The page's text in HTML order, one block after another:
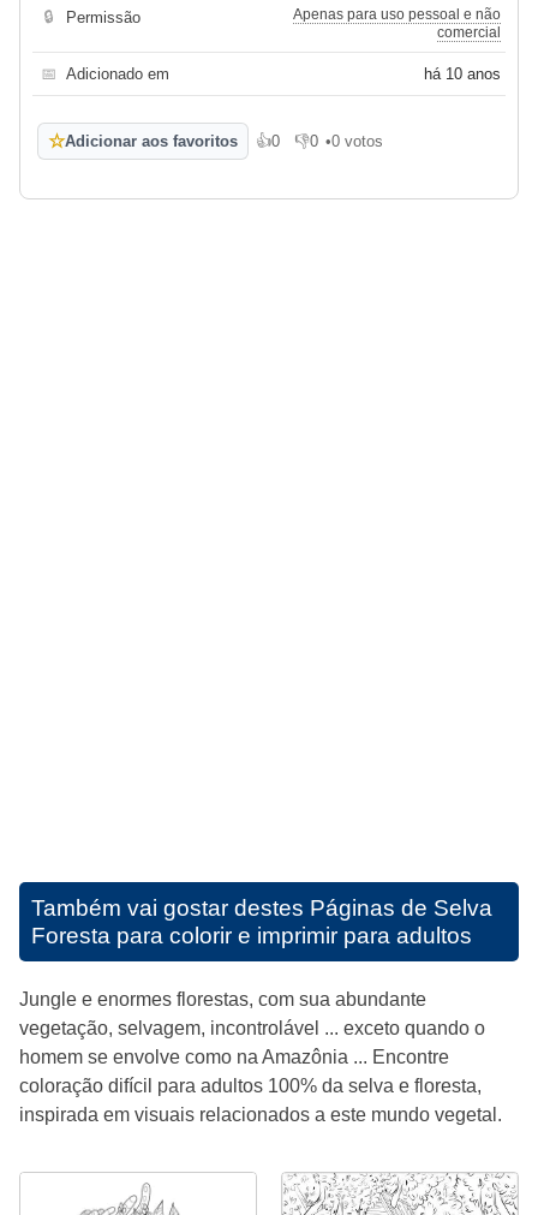
🔒 Permissão
Apenas para uso pessoal e não
comercial
📅 Adicionado em há 10 anos
☆Adicionar aos favoritos 👍0
Gosto 👎0
Não gosto
•0 votos
Também vai gostar destes Páginas de Selva
Foresta para colorir e imprimir para adultos
Jungle e enormes florestas, com sua abundante
vegetação, selvagem, incontrolável ... exceto quando o
homem se envolve como na Amazônia ... Encontre
coloração difícil para adultos 100% da selva e floresta,
inspirada em visuais relacionados a este mundo vegetal.